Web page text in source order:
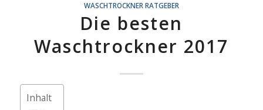
WASCHTROCKNER RATGEBER
Die besten
Waschtrockner 2017
Inhalt